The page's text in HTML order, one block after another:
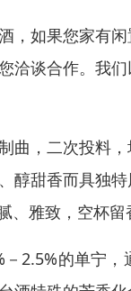
，如果您家有
洽谈合作。我
曲，二次投料
醇甜香而具独
雅致，空杯留
2.5%的单宁